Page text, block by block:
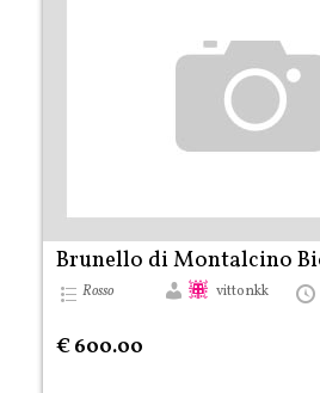
Rosso vittonkk
€ 600.00